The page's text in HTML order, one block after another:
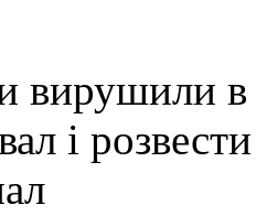
вирушили в
і